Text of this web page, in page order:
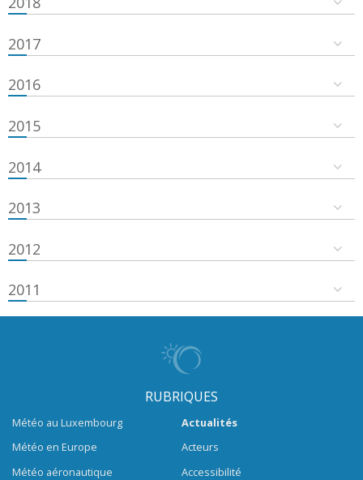
2017
2016
2015
2014
2013
2012
2011
RUBRIQUES
Météo au Luxembourg
Météo en Europe
Météo aéronautique
Actualités
Acteurs
Accessibilité